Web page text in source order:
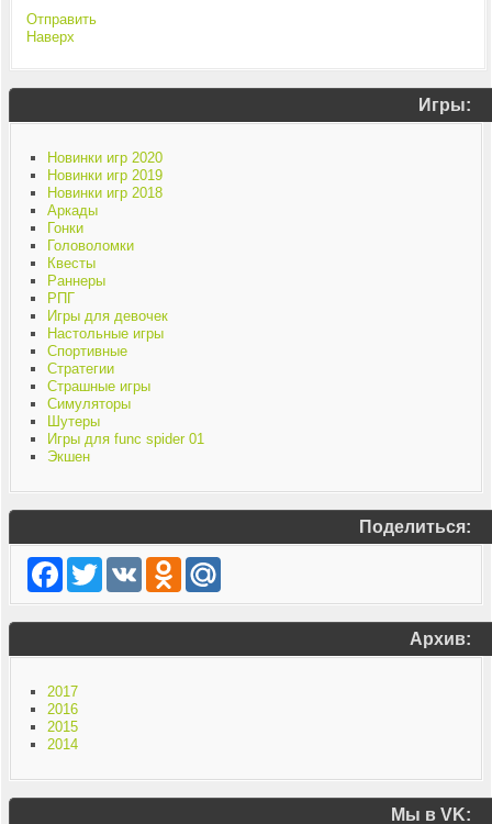
Отправить
Наверх
Игры:
Новинки игр 2020
Новинки игр 2019
Новинки игр 2018
Аркады
Гонки
Головоломки
Квесты
Раннеры
РПГ
Игры для девочек
Настольные игры
Спортивные
Стратегии
Страшные игры
Симуляторы
Шутеры
Игры для func spider 01
Экшен
Поделиться:
Facebook
TwitterVK Odnoklassniki
Mail.Ru
Архив:
2017
2016
2015
2014
Мы в VK: